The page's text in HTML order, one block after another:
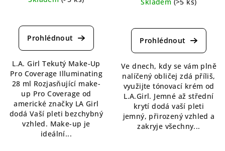
hodnocení
produktu
z
5
hvězdiček.
L.A. Girl Tekutý Make-Up
Pro Coverage Illuminating
28 ml Rozjasňující make-
up Pro Coverage od
americké značky LA Girl
dodá Vaší pleti bezchybný
vzhled. Make-up je
ideální...
hodnocení
produktu
z
5
hvězdiček.
Ve dnech, kdy se vám plně
nalíčený obličej zdá příliš,
využijte tónovací krém od
L.A.Girl. Jemné až střední
krytí dodá vaší pleti
jemný, přirozený vzhled a
zakryje všechny...